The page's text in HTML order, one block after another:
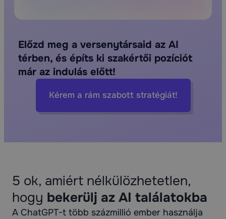
Előzd meg a versenytársaid az AI
térben, és építs ki szakértői pozíciót
már az indulás előtt!
Kérem a rám szabott stratégiát!
5 ok, amiért nélkülözhetetlen,
hogy bekerülj az AI találatokba
A ChatGPT-t több százmillió ember használja